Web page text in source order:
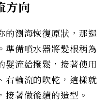
方向
的瀏海恢復原狀，那還
準備噴水器將髮根稍為
髮流給撥鬆，接著使用
右輪流的吹乾，這樣就
接著做後續的造型。